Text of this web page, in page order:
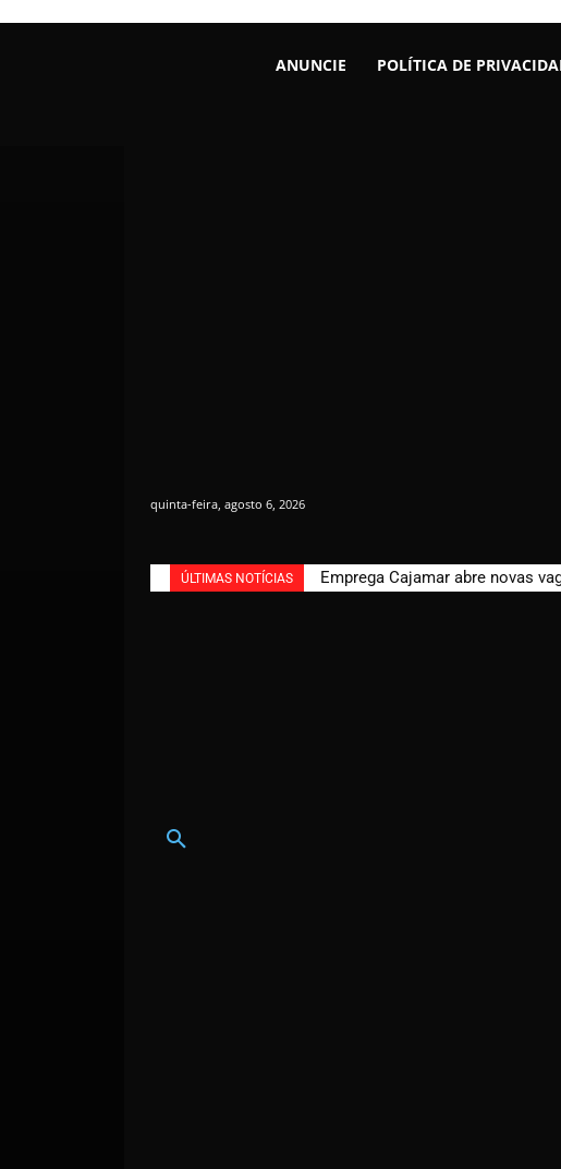
ANUNCIE POLÍTICA DE
quinta-feira, agosto 6, 2026
ÚLTIMAS NOTÍCIAS Emprega Cajamar abre novas